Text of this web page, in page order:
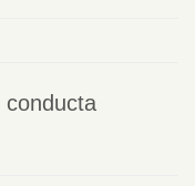
conducta